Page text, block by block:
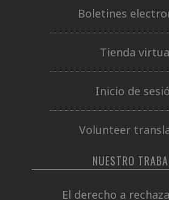
Boletines
Tienda
Inicio de
Volunteer
NUESTRO
El derecho a